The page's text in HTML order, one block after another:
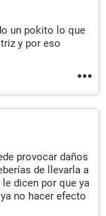
un pokito lo que
y por eso
provocar daños
de llevarla a
dicen por que ya
no hacer efecto